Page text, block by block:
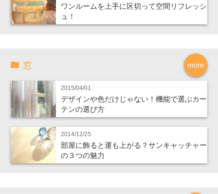
ワンルームを上手に区切って空間リフレッシ
ュ！
more
窓
2015/04/01
デザインや色だけじゃない！機能で選ぶカー
テンの選び方
2014/12/25
部屋に飾ると運も上がる？サンキャッチャー
の３つの魅力